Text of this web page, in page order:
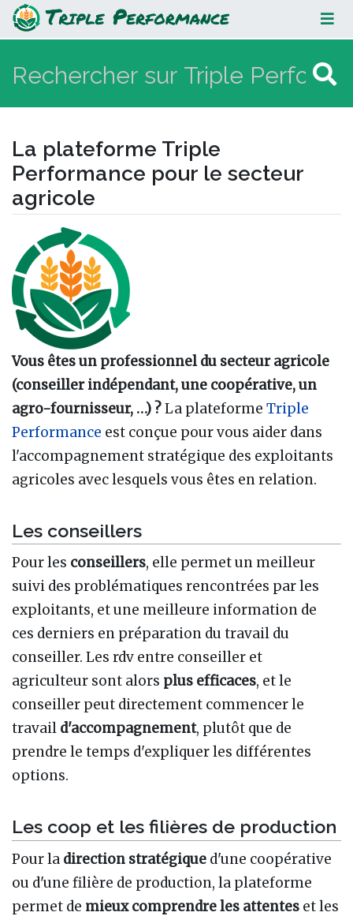
La plateforme Triple Performance
pour le secteur agricole
La plateforme Triple
Performance pour le secteur
agricole
Aller à :navigation
Vous êtes un professionnel du secteur agricole
(conseiller indépendant, une coopérative, un
agro-fournisseur, …) ?La plateforme Triple
Performance est conçue pour vous aider dans
l'accompagnement stratégique des exploitants
agricoles avec lesquels vous êtes en relation.
Les conseillers
Pour les conseillers, elle permet un meilleur
suivi des problématiques rencontrées par les
exploitants, et une meilleure information de
ces derniers en préparation du travail du
conseiller. Les rdv entre conseiller et
agriculteur sont alors plus efficaces, et le
conseiller peut directement commencer le
travail d'accompagnement, plutôt que de
prendre le temps d'expliquer les différentes
options.
Les coop et les filières de production
Pour la direction stratégique d'une coopérative
ou d'une filière de production, la plateforme
permet de mieux comprendre les attentes et les